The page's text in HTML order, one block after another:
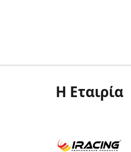
Η Εταιρία